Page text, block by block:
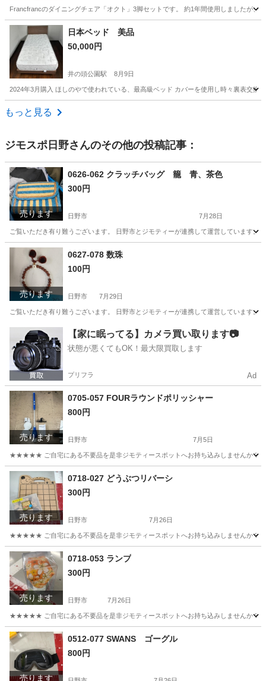
Francfrancのダイニングチェア「オクト」3脚セットです。 約1年間使用しましたが
東京 千代田区 竹橋駅 椅子
日本ベッド 美品
50,000円
井の頭公園駅 8月9日
2024年3月購入 ほしのやで使われている、最高級ベッド カバーを使用し時々裏表交
東京 三鷹市
もっと見る
ジモスポ日野さんのその他の投稿記事：
売ります
0626-062 クラッチバッグ 籠 青、茶色
300円
日野市 7月28日
ご覧いただき有り難うございます。 日野市とジモティーが連携して運営していま
東京 日野市 現地
売ります
0627-078 数珠
100円
日野市 7月29日
ご覧いただき有り難うございます。 日野市とジモティーが連携して運営していま
日野市 アクセサリー 現地
【家に眠ってる】カメラ買い取ります📷
状態が悪くてもOK！最大限買取します
プリフラ Ad
売ります
0705-057 FOURラウンドポリッシャー
800円
日野市 7月5日
★★★★★ ご自宅にある不要品を是非ジモティースポットへお持ち込みしませんか？
東京 日野市 現地
売ります
0718-027 どうぶつリバーシ
300円
日野市 7月26日
★★★★★ ご自宅にある不要品を是非ジモティースポットへお持ち込みしませんか？
東京 日野市 ボードゲーム 現地
売ります
0718-053 ランプ
300円
日野市 7月26日
★★★★★ ご自宅にある不要品を是非ジモティースポットへお持ち込みしませんか？
東京 日野市
売ります
0512-077 SWANS ゴーグル
800円